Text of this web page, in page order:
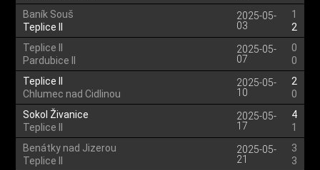
Baník Souš
Teplice II
2025-05-
03
1
2
Teplice II
Pardubice II
2025-05-
07
0
0
Teplice II
Chlumec nad Cidlinou
2025-05-
10
2
0
Sokol Živanice
Teplice II
2025-05-
17
4
1
Benátky nad Jizerou
Teplice II
2025-05-
21
3
3